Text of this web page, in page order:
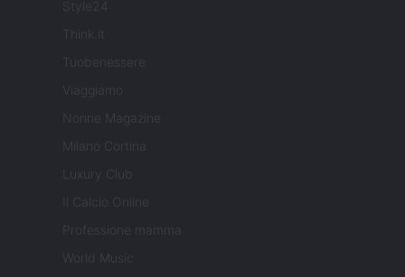
Style24
Think.it
Tuobenessere
Viaggiamo
Nonne Magazine
Milano Cortina
Luxury Club
Il Calcio Online
Professione mamma
World Music